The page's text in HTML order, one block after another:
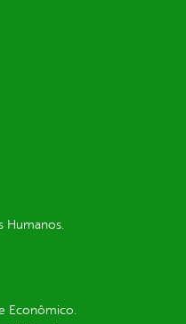
Humanos.
Econômico.